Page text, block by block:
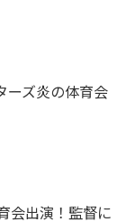
ーズ炎の体育会
会出演！監督に